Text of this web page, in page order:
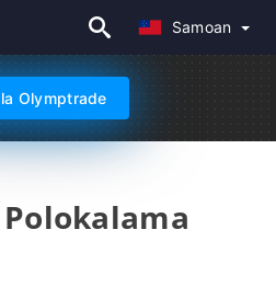
Samoan
Olymptrade